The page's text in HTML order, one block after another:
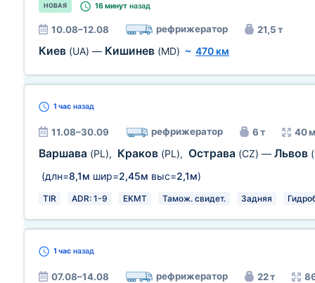
НОВАЯ 16 минут назад
10.08–12.08 рефрижератор 21,5 т
Киев (UA) — Кишинев (MD) ~ 470 км
1 час назад
11.08–30.09 рефрижератор 6 т 40
Варшава (PL), Краков (PL), Острава (CZ) — Львов
(длн=8,1м шир=2,45м выс=2,1м)
TIR ADR: 1-9 EKMT Тамож. свидет. Задняя
1 час назад
07.08–14.08 рефрижератор 22 т